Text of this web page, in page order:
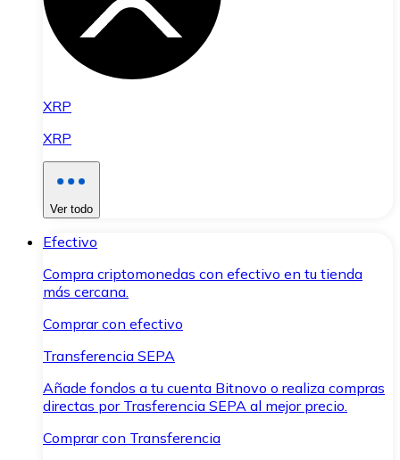
XRP
XRP
Ver todo
Efectivo
Compra criptomonedas con efectivo en tu tienda
más cercana.
Comprar con efectivo
Transferencia SEPA
Añade fondos a tu cuenta Bitnovo o realiza compras
directas por Trasferencia SEPA al mejor precio.
Comprar con Transferencia